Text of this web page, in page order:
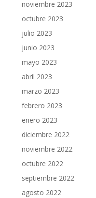
noviembre 2023
octubre 2023
julio 2023
junio 2023
mayo 2023
abril 2023
marzo 2023
febrero 2023
enero 2023
diciembre 2022
noviembre 2022
octubre 2022
septiembre 2022
agosto 2022